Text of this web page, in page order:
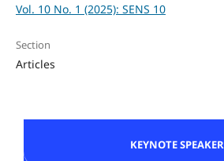
Vol. 10 No. 1 (2025): SENS 10
Section
Articles
KEYNOTE SPEAKER